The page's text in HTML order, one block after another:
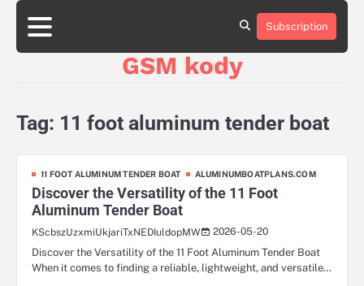
Skip
content
aluminumboatplans.com
dobra-
plywoodboatplans.com
Kontakt
Subscription
GSM kody
Tag: 11 foot aluminum tender boat
11 FOOT ALUMINUM TENDER BOAT ALUMINUMBOATPLANS.COM
Discover the Versatility of the 11 Foot
Aluminum Tender Boat
KScbszUzxmiUkjariTxNEDIuldopMW
2026-05-20
Discover the Versatility of the 11 Foot Aluminum Tender Boat
When it comes to finding a reliable, lightweight, and versatile…